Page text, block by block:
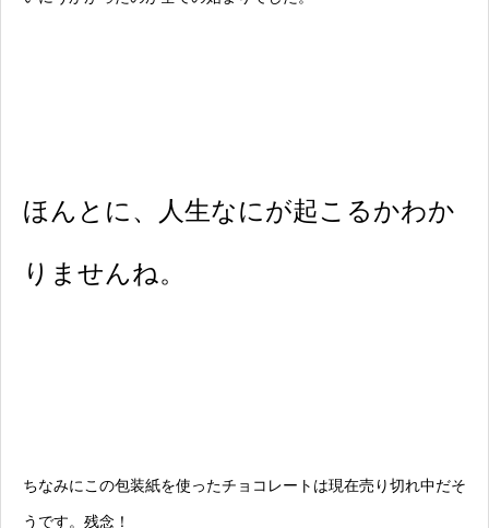
ほんとに、人生なにが起こるかわか
りませんね。
ちなみにこの包装紙を使ったチョコレートは現在売り切れ中だそ
うです。残念！